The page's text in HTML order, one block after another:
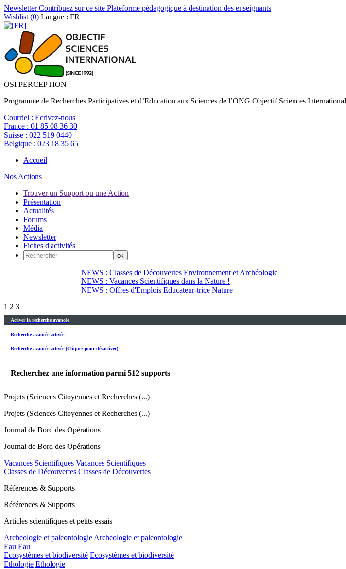
NewsletterContribuez sur ce site Plateforme pédagogique à destination des enseignants
Wishlist (0) Langue : FR
OSI PERCEPTION
Programme de Recherches Participatives et d’Education aux Sciences de l’ONG Objectif Sciences International
Courriel : Ecrivez-nous
France : 01 85 08 36 30
Suisse : 022 519 0440
Belgique : 023 18 35 65
Accueil
Nos Actions
Trouver un Support ou une Action
Présentation
Actualités
Forums
Média
Newsletter
Fiches d'activités
NEWS : Classes de Découvertes Environnement et Archéologie
NEWS : Vacances Scientifiques dans la Nature !
NEWS : Offres d'Emplois Educateur-trice Nature
1 2 3
Activer la recherche avancée
Recherche avancée activée
Recherche avancée activée (Cliquer pour désactiver)
Recherchez une information parmi 512 supports
Projets (Sciences Citoyennes et Recherches (...)
Projets (Sciences Citoyennes et Recherches (...)
Journal de Bord des Opérations
Journal de Bord des Opérations
Vacances Scientifiques Vacances Scientifiques
Classes de Découvertes Classes de Découvertes
Références & Supports
Références & Supports
Articles scientifiques et petits essais
Archéologie et paléontologieArchéologie et paléontologie
Eau Eau
Ecosystèmes et biodiversité Ecosystèmes et biodiversité
Ethologie Ethologie